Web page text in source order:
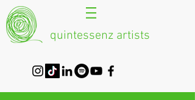
quintessenz artists